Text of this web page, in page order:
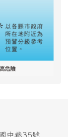
中巷35號